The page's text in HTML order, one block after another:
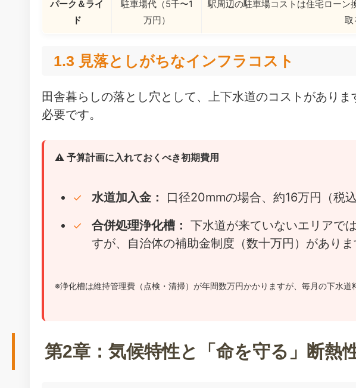
パーク＆ライ
ド
駐車場代（5千〜1
万円）
駅周辺の駐車場コストは住宅ロー
取
1.3 見落としがちなインフラコスト
田舎暮らしの落とし穴として、上下水道のコストがあり
必要です。
⚠️ 予算計画に入れておくべき初期費用
水道加入金：
口径20mmの場合、約16万円（税
合併処理浄化槽： 下水道が来ていないエリアで
すが、自治体の補助金制度（数十万円）がありま
※浄化槽は維持管理費（点検・清掃）が年間数万円かかりますが、毎月の下水道
第2章：気候特性と「命を守る」断熱